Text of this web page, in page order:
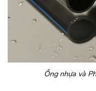
Ống nhựa và